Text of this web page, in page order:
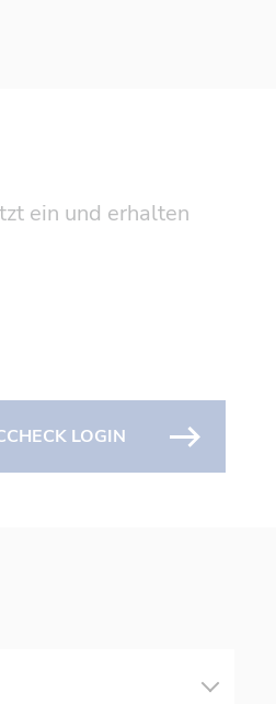
ein und erhalten
LOGIN